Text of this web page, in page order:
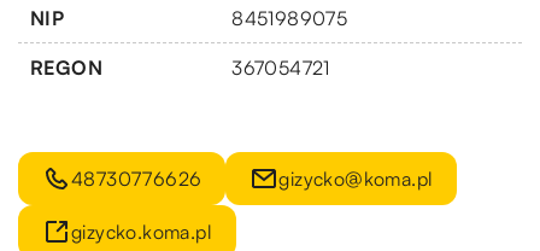
NIP 8451989075
REGON 367054721
48730776626 gizycko@koma.pl
gizycko.koma.pl